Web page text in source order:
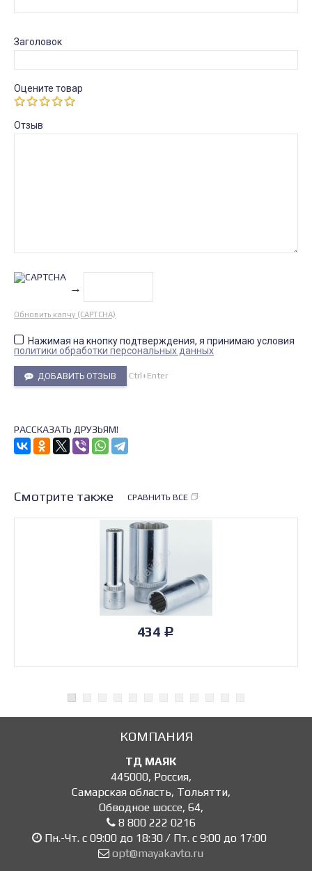
Заголовок
Оцените товар
Отзыв
→
Обновить капчу (CAPTCHA)
Нажимая на кнопку подтверждения, я принимаю условия
политики обработки персональных данных
ДОБАВИТЬ ОТЗЫВ Ctrl+Enter
РАССКАЗАТЬ ДРУЗЬЯМ!
Смотрите также СРАВНИТЬ ВСЕ
434 Р
КОМПАНИЯ
ТД МАЯК
445000, Россия,
Самарская область, Тольятти,
Обводное шоссе, 64,
8 800 222 0216
Пн.-Чт. с 09:00 до 18:30 / Пт. с 9:00 до 17:00
opt@mayakavto.ru